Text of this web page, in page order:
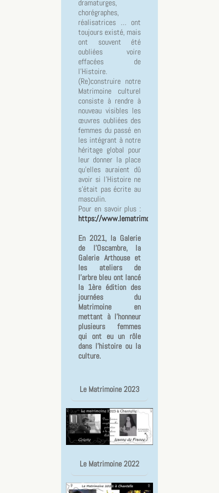
dramaturges,
chorégraphes,
réalisatrices … ont
toujours existé, mais
ont souvent été
oubliées voire
effacées de
l’Histoire.
(Re)construire notre
Matrimoine culturel
consiste à rendre à
nouveau visibles les
œuvres oubliées des
femmes du passé en
les intégrant à notre
héritage global pour
leur donner la place
qu’elles auraient dû
avoir si l’Histoire ne
s’était pas écrite au
masculin.
Pour en savoir plus :
https://www.lematrimoine.fr
En 2021, la Galerie
de l'Oscambre, la
Galerie Arthouse et
les ateliers de
l'arbre bleu ont lancé
la 1ère édition des
journées du
Matrimoine en
mettant à l'honneur
plusieurs femmes
qui ont eu un rôle
dans l'histoire ou la
culture.
Le Matrimoine 2023
Le Matrimoine 2022